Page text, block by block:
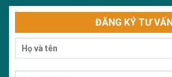
ĐĂNG KÝ TƯ VẤN